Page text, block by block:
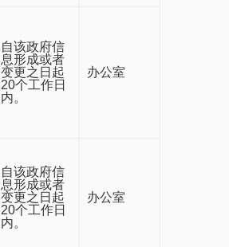
自该政府信
息形成或者
变更之日起
20个工作日
内。
办公室
自该政府信
息形成或者
变更之日起
20个工作日
内。
办公室